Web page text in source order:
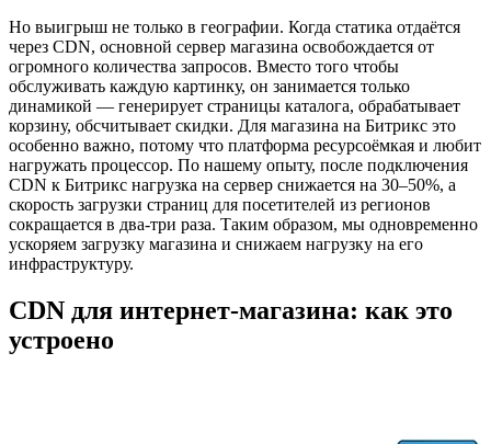
Но выигрыш не только в географии. Когда статика отдаётся
через CDN, основной сервер магазина освобождается от
огромного количества запросов. Вместо того чтобы
обслуживать каждую картинку, он занимается только
динамикой — генерирует страницы каталога, обрабатывает
корзину, обсчитывает скидки. Для магазина на Битрикс это
особенно важно, потому что платформа ресурсоёмкая и любит
нагружать процессор. По нашему опыту, после подключения
CDN к Битрикс нагрузка на сервер снижается на 30–50%, а
скорость загрузки страниц для посетителей из регионов
сокращается в два-три раза. Таким образом, мы одновременно
ускоряем загрузку магазина и снижаем нагрузку на его
инфраструктуру.
CDN для интернет-магазина: как это
устроено